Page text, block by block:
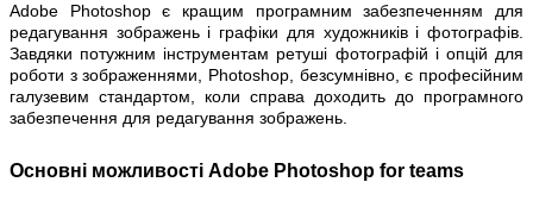
Adobe Photoshop є кращим програмним забезпеченням для
редагування зображень і графіки для художників і фотографів.
Завдяки потужним інструментам ретуші фотографій і опцій для
роботи з зображеннями, Photoshop, безсумнівно, є професійним
галузевим стандартом, коли справа доходить до програмного
забезпечення для редагування зображень.
Основні можливості Adobe Photoshop for teams